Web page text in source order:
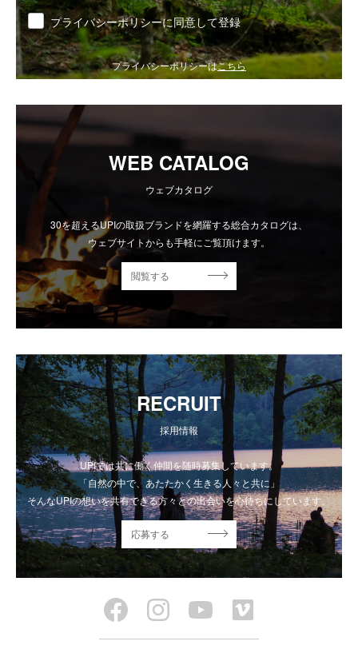
同意 プライバシーポリシーに同意して登録
プライバシーポリシーはこちら
WEB CATALOG
ウェブカタログ
30を超えるUPIの取扱ブランドを網羅する総合カタログは、
ウェブサイトからも手軽にご覧頂けます。
閲覧する
RECRUIT
採用情報
UPIでは共に働く仲間を随時募集しています。
「自然の中で、あたたかく生きる人々と共に」
そんなUPIの想いを共有できる方々との出会いを心待ちにしています。
応募する